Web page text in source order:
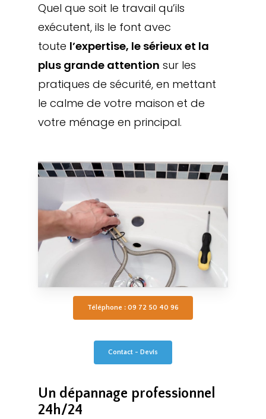
Quel que soit le travail qu’ils
exécutent, ils le font avec
toute l’expertise, le sérieux et la
plus grande attention sur les
pratiques de sécurité, en mettant
le calme de votre maison et de
votre ménage en principal.
Téléphone : 09 72 50 40 96
Contact - Devis
Un dépannage professionnel
24h/24